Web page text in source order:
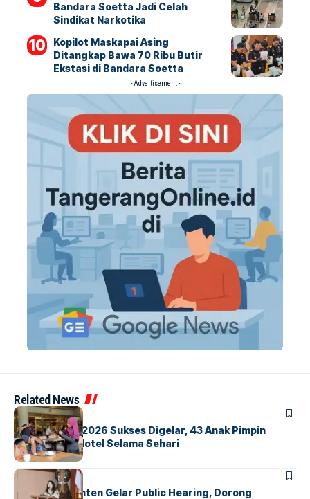
Bandara Soetta Jadi Celah
Sindikat Narkotika
Kopilot Maskapai Asing
Ditangkap Bawa 70 Ribu Butir
Ekstasi di Bandara Soetta
- Advertisement -
Related News
BERITAINDEX
GM For A Day 2026 Sukses Digelar, 43 Anak Pimpin
Operasional Hotel Selama Sehari
BANDARA BERITA
Karantina Banten Gelar Public Hearing, Dorong